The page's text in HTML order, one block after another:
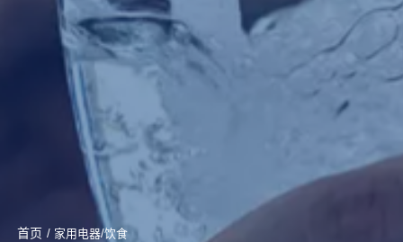
首页 / 家用电器/饮食